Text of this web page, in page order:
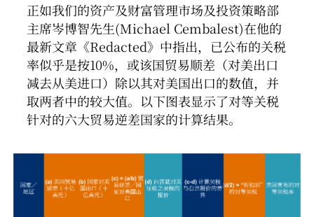
正如我们的资产及财富管理市场及投资策略部
主席岑博智先生(Michael Cembalest)在他的
最新文章《Redacted》中指出，已公布的关税
率似乎是按10%，或该国贸易顺差（对美出口
减去从美进口）除以其对美国出口的数值，并
取两者中的较大值。以下图表显示了对等关税
针对的六大贸易逆差国家的计算结果。